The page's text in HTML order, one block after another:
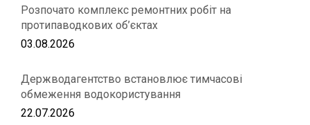
Розпочато комплекс ремонтних робіт на
протипаводкових об’єктах
03.08.2026
Держводагентство встановлює тимчасові
обмеження водокористування
22.07.2026